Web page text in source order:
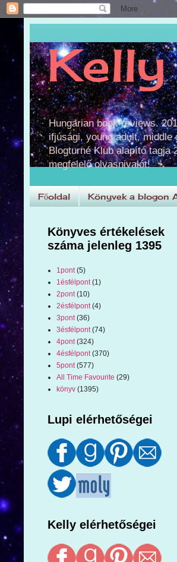
Hungarian book reviews.
ifjúsági, young adult,
Blogturné Klub alapító tagja
megfelelő olvasnivalót!
Főoldal Könyvek a blogon
Könyves értékelések
száma jelenleg 1395
1pont (5)
1ésfélpont (1)
2pont (10)
2ésfélpont (4)
3pont (36)
3ésfélpont (74)
4pont (324)
4ésfélpont (370)
5pont (577)
All Time Favourite (29)
könyv (1395)
Lupi elérhetőségei
Kelly elérhetőségei